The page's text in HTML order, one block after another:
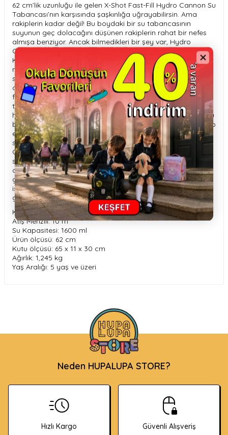
62 cm’lik uzunluğu ile gelen X-Shot Fast-Fill Hydro Cannon Su
Tabancası’nın karşısında şaşkınlığa uğrayabilirsin. Ama
rakiplerin kadar değil! Bu boydaki bir su tabancasının
suyunun geç dolacağını düşünen rakiplerin rahat bir nefes
almışa benziyor. Ancak bilmedikleri bir şey var, Hydro
Cannon’un dolması için sadece 1 saniye yeterli!
Kimse 1 saniyede 10 metre uzağa kaçamaz, bu yüzden
rakipler ya ıslanmayı göze almalı ya da bir Hydro Cannon’a
sahip olmalıdır. Su savaşında da, eğlenmek söz konusu
olduğunda da üstünlük onda! 10 metre uzağa su
fırlatabildiği için herkes senin atış menzilinde demektir. Su
tabancanı suya daldır, doldur ve kolu ileri geri çekerek
herkesten önce hamleni yap. Döner namlusu ile kimseyi kuru
bırakmayacağı gibi boyun askısı sayesinde de herkesi ıslatıp
eğlenirken sana pratiklik sağlayacaktır. 1 saniyede su
savaşını kazanmaya var mısın?
Çocukların, arkadaşları ile vakit geçirmesini sağlayarak
sosyalleşmelerine ve ekrandan uzak kalmalarına yardımcı
olur. Yaratıcı oyunlar kurmalarına olanak tanır ve hayal
güçlerinin gelişmesine katkı sağlar. Rakibi hedef alarak
isabet ettirmeye çalıştıkları için el-göz koordinasyonlarının
gelişimini destekler.
Kutu içerisinde; su tabancası ve boyun askısı bulunmaktadır.
Atış Menzili: 10 m
Su Kapasitesi: 1600 ml
Ürün ölçüsü: 62 cm
Kutu ölçüsü: 65 x 11 x 30 cm
Ağırlık: 1,245 kg
Yaş Aralığı: 5 yaş ve üzeri
Neden HUPALUPA STORE?
Hızlı Kargo Güvenli Alışveriş